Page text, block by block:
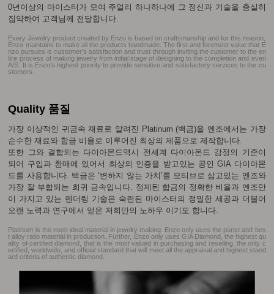
0년이상의 마이스터가 모여 주얼리 하나하나에 그 정신과 기술을 충실히
집약하여 고객님께 전달합니다.
Every Jewelry product created by Enzo is based on craftsmanship and for this reason,
Enzo maintains to make all the products handmade. The first and foremost value that E
nzo pursues is customer’s satisfaction and trust through inviting the customer to the en
tire process of making jewelry from initial stage of designing to the completion and even
A/S. It is Enzo’s highest priority to provide sensitive and satisfactory services to the cu
stomers.
Quality 품질
가장 이상적인 귀금속 재료로 알려진 Platinum (백금)을 엔조에서는 가장
순수한 재료와 합금 비율로 이루어진 최상의 제품으로 제작합니다.
또한 그와 결합되는 다이아몬드역시 전세계 다이아몬드 감정의 기준이
되어 구입과 환매에 있어서 최상의 인증을 받고있는 공인 GIA 다이아몬
드를 사용합니다. 백금은 ‘변하지 않는 가치’를 모티브로 삼고있는 엔조와
가장 잘 부합되는 희귀 금속입니다. 정제된 합금의 정확한 비율과 엔조만
이 가지고 있는 렌더링 기술은 숙련된 마이스터의 정밀한 세공과 더불어
오랜 노력과 연구에서 얻은 저희만의 노하우 이기도 합니다.
Platinum is the most ideal material in jewelry making. Enzo only uses the purist and bes
t alloy ratio material in production. Further, Enzo only uses GIA Diamond, the highest qu
ality of certified diamond, that is the most valued in purchasing and reselling, the only c
ertified, worldwide, and official standard that will meet all the appraisal and highest stand
ard criteria of authentic diamond.